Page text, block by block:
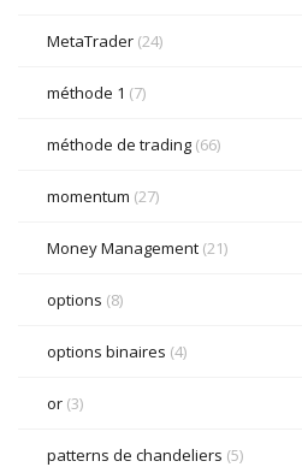
MetaTrader (24)
méthode 1 (7)
méthode de trading (66)
momentum (27)
Money Management (21)
options (8)
options binaires (4)
or (3)
patterns de chandeliers (5)